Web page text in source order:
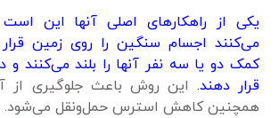
یکی از راهکارهای اصلی آنها این
می‌کنند اجسام سنگین را روی زمین
کمک دو یا سه نفر آنها را بلند می‌کنند و
قرار دهند. این روش باعث جلوگیری
همچنین کاهش استرس حمل‌ونقل می‌شود.